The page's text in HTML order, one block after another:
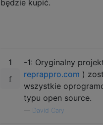
będzie kupić.
1 -1: Oryginalny
reprappro.com )
wszystkie
typu open source.
David Cary